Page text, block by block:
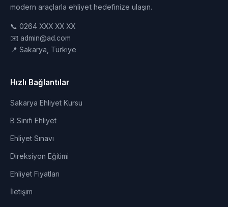
modern araçlarla ehliyet hedefinize ulaşın.
📞 0264 XXX XX XX
✉️ admin@ad.com
📍 Sakarya, Türkiye
Hızlı Bağlantılar
Sakarya Ehliyet Kursu
B Sınıfı Ehliyet
Ehliyet Sınavı
Direksiyon Eğitimi
Ehliyet Fiyatları
İletişim